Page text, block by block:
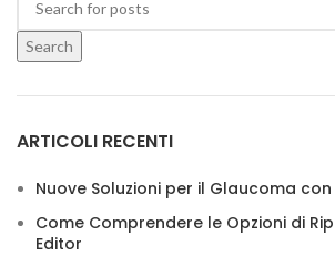
Search
ARTICOLI RECENTI
Nuove Soluzioni per il Glaucoma
Come Comprendere le Opzioni di
Editor